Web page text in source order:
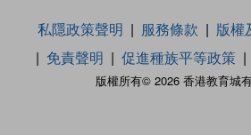
版權所有© 2026 香港教育城
私隱政策聲明 服務條款
版權
免責聲明
促進種族平等政策